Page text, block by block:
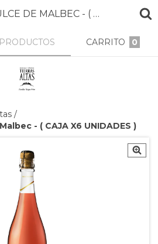
ESPUMANTE DULCE DE MALBEC - ( CAJA X6 UNIDADES )
PRODUCTOS CARRITO 0
/
- ( CAJA X6 UNIDADES )